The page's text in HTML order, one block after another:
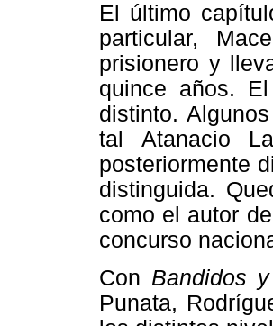
El último
particular,
prisionero y
quince años.
distinto.
tal Atanacio
posteriormente
distinguida.
como el autor
concurso
Con Bandidos
Punata,